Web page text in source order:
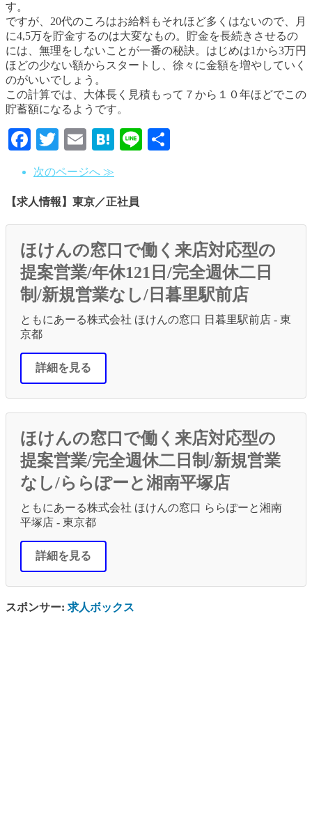
す。
ですが、20代のころはお給料もそれほど多くはないので、月
に4,5万を貯金するのは大変なもの。貯金を長続きさせるの
には、無理をしないことが一番の秘訣。はじめは1から3万円
ほどの少ない額からスタートし、徐々に金額を増やしていく
のがいいでしょう。
この計算では、大体長く見積もって７から１０年ほどでこの
貯蓄額になるようです。
Facebook
Twitter
EmailHatena
Line
次のページへ ≫
【求人情報】東京／正社員
ほけんの窓口で働く来店対応型の
提案営業/年休121日/完全週休二日
制/新規営業なし/日暮里駅前店
ともにあーる株式会社 ほけんの窓口 日暮里駅前店 - 東
京都
詳細を見る
ほけんの窓口で働く来店対応型の
提案営業/完全週休二日制/新規営業
なし/ららぽーと湘南平塚店
ともにあーる株式会社 ほけんの窓口 ららぽーと湘南
平塚店 - 東京都
詳細を見る
スポンサー: 求人ボックス